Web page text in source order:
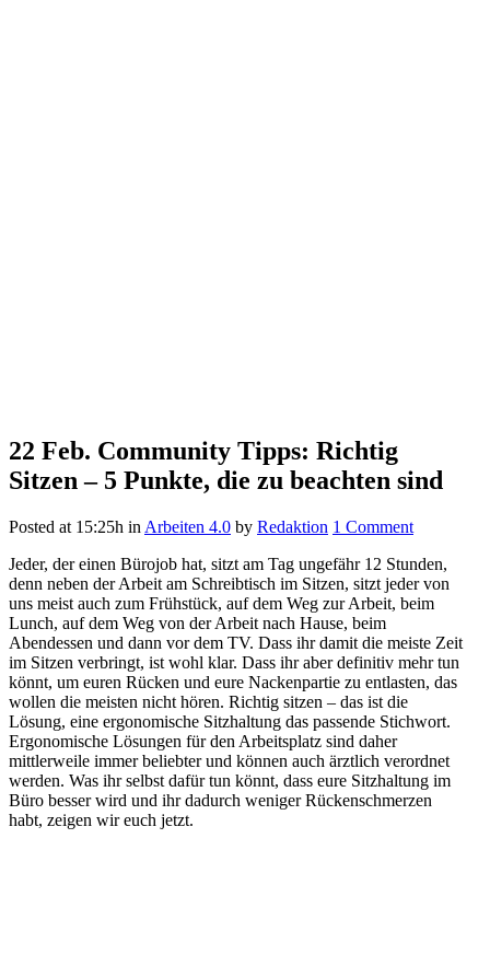
22 Feb. Community Tipps: Richtig
Sitzen – 5 Punkte, die zu beachten sind
Posted at 15:25h in Arbeiten 4.0 by Redaktion 1 Comment
Jeder, der einen Bürojob hat, sitzt am Tag ungefähr 12 Stunden,
denn neben der Arbeit am Schreibtisch im Sitzen, sitzt jeder von
uns meist auch zum Frühstück, auf dem Weg zur Arbeit, beim
Lunch, auf dem Weg von der Arbeit nach Hause, beim
Abendessen und dann vor dem TV. Dass ihr damit die meiste Zeit
im Sitzen verbringt, ist wohl klar. Dass ihr aber definitiv mehr tun
könnt, um euren Rücken und eure Nackenpartie zu entlasten, das
wollen die meisten nicht hören. Richtig sitzen – das ist die
Lösung, eine ergonomische Sitzhaltung das passende Stichwort.
Ergonomische Lösungen für den Arbeitsplatz sind daher
mittlerweile immer beliebter und können auch ärztlich verordnet
werden. Was ihr selbst dafür tun könnt, dass eure Sitzhaltung im
Büro besser wird und ihr dadurch weniger Rückenschmerzen
habt, zeigen wir euch jetzt.